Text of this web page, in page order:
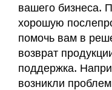
вашего бизнеса.
хорошую
помочь вам в
возврат
поддержка.
возникли